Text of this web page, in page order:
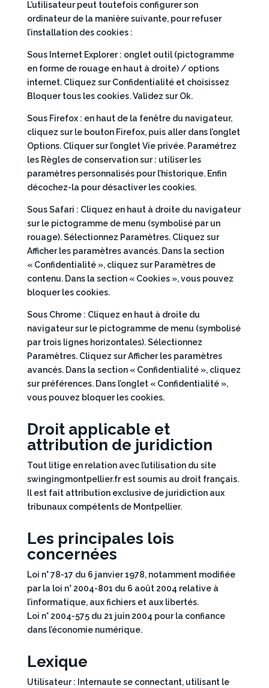
L’utilisateur peut toutefois configurer son
ordinateur de la manière suivante, pour refuser
l’installation des cookies :
Sous Internet Explorer : onglet outil (pictogramme
en forme de rouage en haut à droite) / options
internet. Cliquez sur Confidentialité et choisissez
Bloquer tous les cookies. Validez sur Ok.
Sous Firefox : en haut de la fenêtre du navigateur,
cliquez sur le bouton Firefox, puis aller dans l’onglet
Options. Cliquer sur l’onglet Vie privée. Paramétrez
les Règles de conservation sur : utiliser les
paramètres personnalisés pour l’historique. Enfin
décochez-la pour désactiver les cookies.
Sous Safari : Cliquez en haut à droite du navigateur
sur le pictogramme de menu (symbolisé par un
rouage). Sélectionnez Paramètres. Cliquez sur
Afficher les paramètres avancés. Dans la section
« Confidentialité », cliquez sur Paramètres de
contenu. Dans la section « Cookies », vous pouvez
bloquer les cookies.
Sous Chrome : Cliquez en haut à droite du
navigateur sur le pictogramme de menu (symbolisé
par trois lignes horizontales). Sélectionnez
Paramètres. Cliquez sur Afficher les paramètres
avancés. Dans la section « Confidentialité », cliquez
sur préférences. Dans l’onglet « Confidentialité »,
vous pouvez bloquer les cookies.
Droit applicable et
attribution de juridiction
Tout litige en relation avec l’utilisation du site
swingingmontpellier.fr est soumis au droit français.
Il est fait attribution exclusive de juridiction aux
tribunaux compétents de Montpellier.
Les principales lois
concernées
Loi n° 78-17 du 6 janvier 1978, notamment modifiée
par la loi n° 2004-801 du 6 août 2004 relative à
l’informatique, aux fichiers et aux libertés.
Loi n° 2004-575 du 21 juin 2004 pour la confiance
dans l’économie numérique.
Lexique
Utilisateur : Internaute se connectant, utilisant le